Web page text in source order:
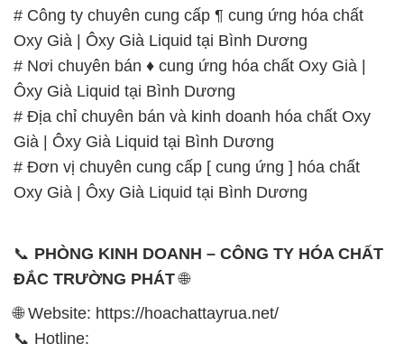
# Công ty chuyên cung cấp ¶ cung ứng hóa chất
Oxy Già | Ôxy Già Liquid tại Bình Dương
# Nơi chuyên bán ♦ cung ứng hóa chất Oxy Già |
Ôxy Già Liquid tại Bình Dương
# Địa chỉ chuyên bán và kinh doanh hóa chất Oxy
Già | Ôxy Già Liquid tại Bình Dương
# Đơn vị chuyên cung cấp [ cung ứng ] hóa chất
Oxy Già | Ôxy Già Liquid tại Bình Dương
📞 PHÒNG KINH DOANH – CÔNG TY HÓA CHẤT
ĐẮC TRƯỜNG PHÁT🌐
🌐 Website: https://hoachattayrua.net/
📞 Hotline: